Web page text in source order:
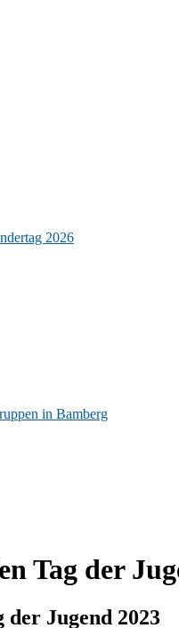
2026
in Bamberg
Tag der
Jugend 2023